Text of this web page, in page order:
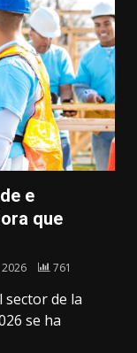
e
que
761
sector de la
se ha